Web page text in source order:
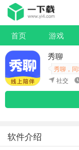
首页 游戏
秀聊
秀聊，同
社交
软件介绍